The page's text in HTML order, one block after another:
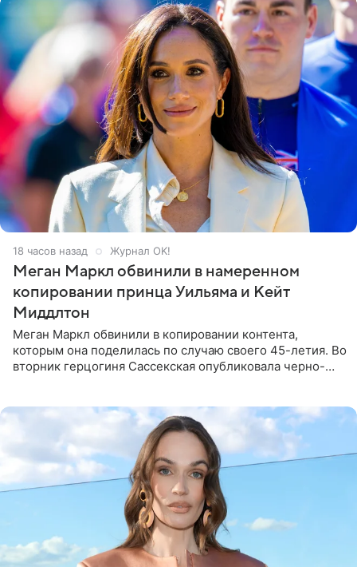
18 часов назад Журнал OK!
Меган Маркл обвинили в намеренном
копировании принца Уильяма и Кейт
Миддлтон
Меган Маркл обвинили в копировании контента,
которым она поделилась по случаю своего 45-летия. Во
вторник герцогиня Сассекская опубликовала черно-